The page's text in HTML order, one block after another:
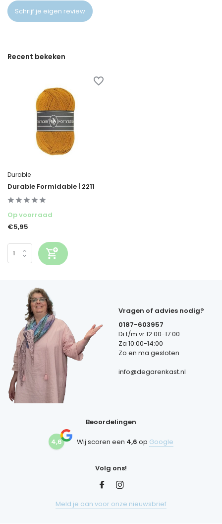
Schrijf je eigen review
Recent bekeken
Durable
Durable Formidable | 2211
Op voorraad
€5,95
Vragen of advies nodig?
0187-603957
Di t/m vr 12:00-17:00
Za 10:00-14:00
Zo en ma gesloten
info@degarenkast.nl
Beoordelingen
4,6 Wij scoren een 4,6 op Google
Volg ons!
Meld je aan voor onze nieuwsbrief